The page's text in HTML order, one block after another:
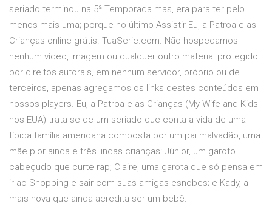
seriado terminou na 5ª Temporada mas, era para ter pelo
menos mais uma; porque no último Assistir Eu, a Patroa e as
Crianças online grátis. TuaSerie.com. Não hospedamos
nenhum vídeo, imagem ou qualquer outro material protegido
por direitos autorais, em nenhum servidor, próprio ou de
terceiros, apenas agregamos os links destes conteúdos em
nossos players. Eu, a Patroa e as Crianças (My Wife and Kids
nos EUA) trata-se de um seriado que conta a vida de uma
típica família americana composta por um pai malvadão, uma
mãe pior ainda e três lindas crianças: Júnior, um garoto
cabeçudo que curte rap; Claire, uma garota que só pensa em
ir ao Shopping e sair com suas amigas esnobes; e Kady, a
mais nova que ainda acredita ser um bebê.